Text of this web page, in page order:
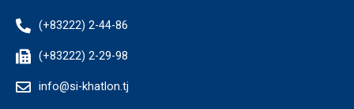
(+83222) 2-44-86
(+83222) 2-29-98
info@si-khatlon.tj